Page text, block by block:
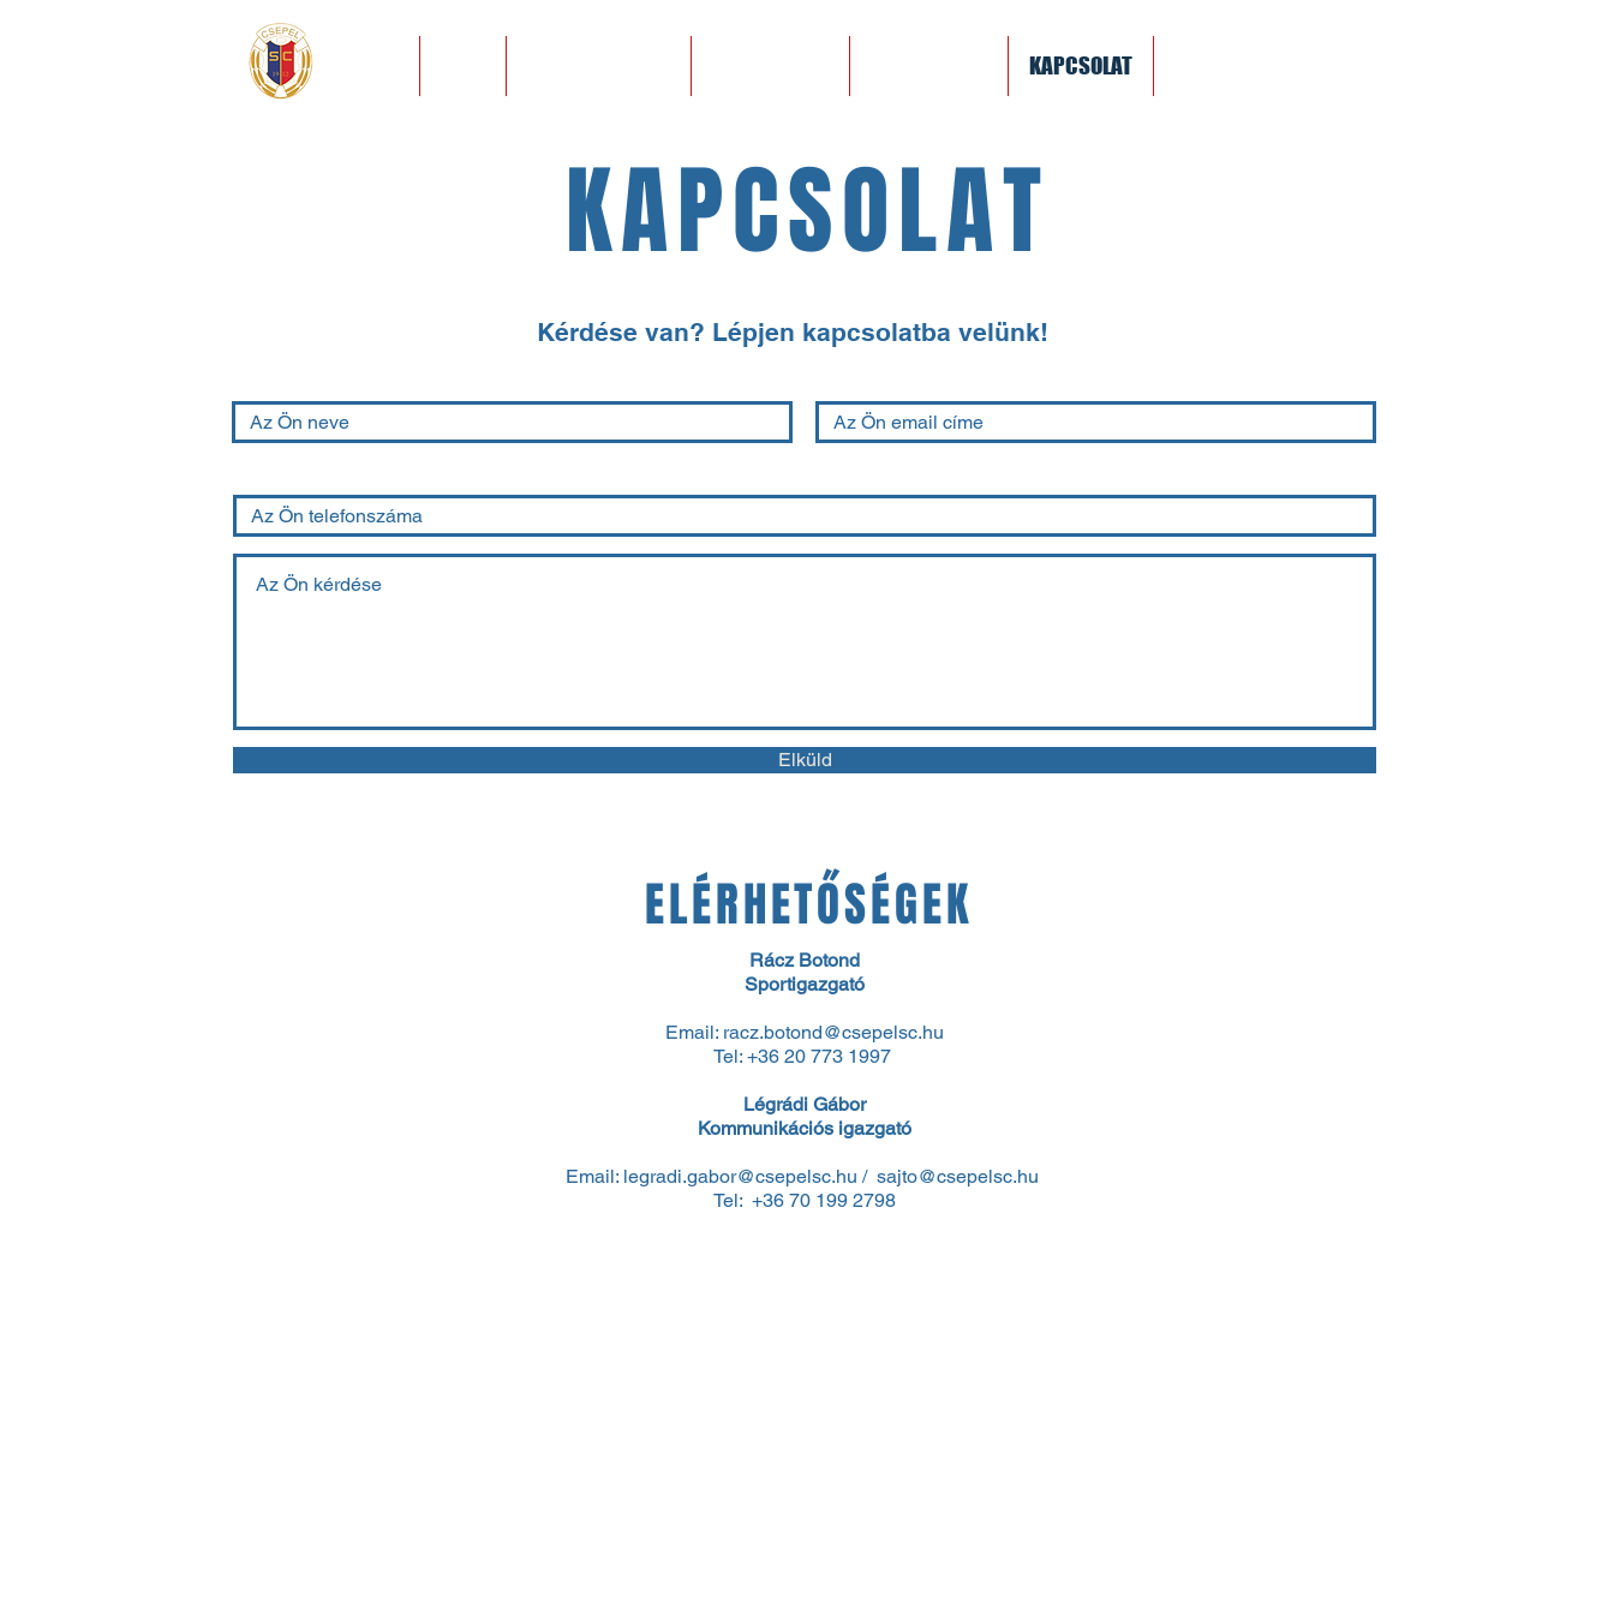
KAPCSOLAT
KAPCSOLAT
Kérdése van‭? ‬Lépjen kapcsolatba velünk!‭‬
Elküld
ELÉRHETŐSÉGEK
Rácz Botond
Sportigazgató
Email: racz.botond@csepelsc.hu
Tel: +36 20 773 1997
Légrádi Gábor
Kommunikációs igazgató
Email: legradi.gabor@csepelsc.hu / sajto@csepelsc.hu
Tel: +36 70 199 2798